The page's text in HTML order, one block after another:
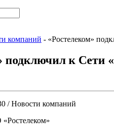
компаний - «Ростелеком»
подключил к Сети
/ Новости компаний